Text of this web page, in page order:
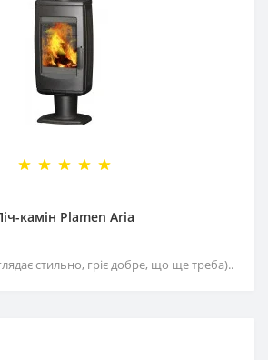
камін Plamen Aria
стильно, гріє добре, що ще треба)..